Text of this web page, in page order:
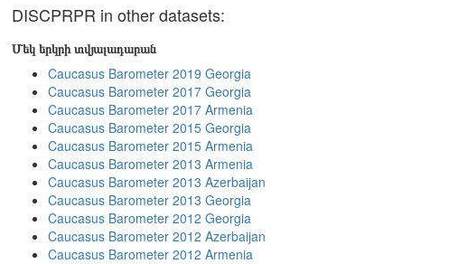
DISCPRPR in other datasets:
Մեկ երկրի տվյալադարան
Caucasus Barometer 2019 Georgia
Caucasus Barometer 2017 Georgia
Caucasus Barometer 2017 Armenia
Caucasus Barometer 2015 Georgia
Caucasus Barometer 2015 Armenia
Caucasus Barometer 2013 Armenia
Caucasus Barometer 2013 Azerbaijan
Caucasus Barometer 2013 Georgia
Caucasus Barometer 2012 Georgia
Caucasus Barometer 2012 Azerbaijan
Caucasus Barometer 2012 Armenia